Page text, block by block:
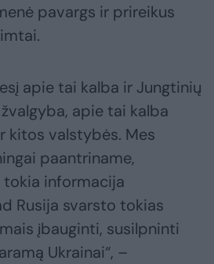
pavargs ir prireikus
apie tai kalba ir Jungtinių
apie tai kalba
kitos valstybės. Mes
paantriname,
tokia informacija
Rusija svarsto tokias
įbauginti, susilpninti
Ukrainai“, –